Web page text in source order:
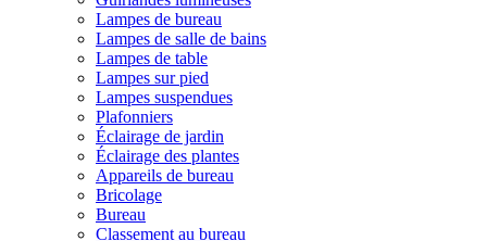
Lampes de bureau
Lampes de salle de bains
Lampes de table
Lampes sur pied
Lampes suspendues
Plafonniers
Éclairage de jardin
Éclairage des plantes
Appareils de bureau
Bricolage
Bureau
Classement au bureau